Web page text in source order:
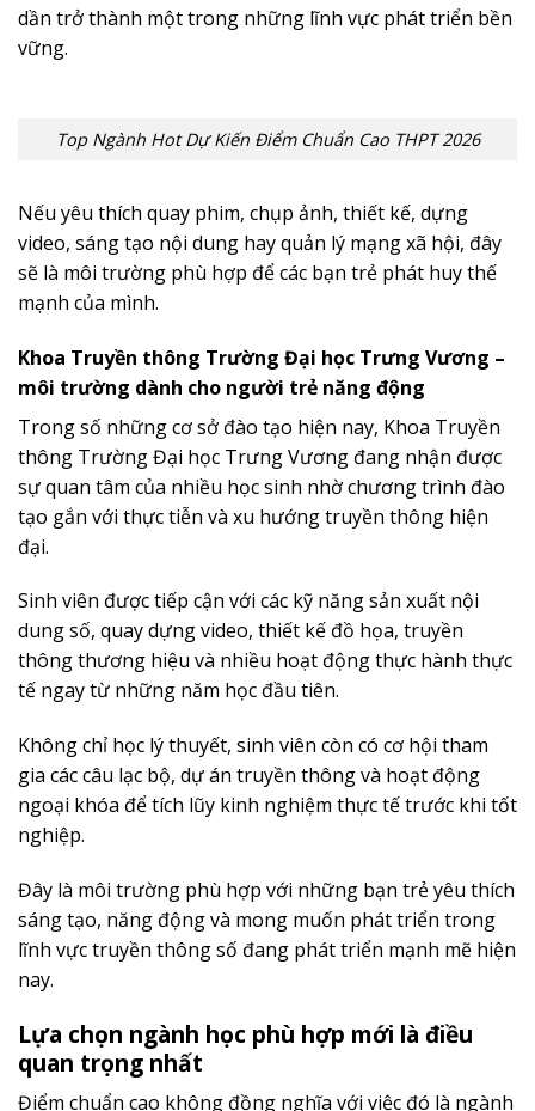
dần trở thành một trong những lĩnh vực phát triển bền
vững.
Top Ngành Hot Dự Kiến Điểm Chuẩn Cao THPT 2026
Nếu yêu thích quay phim, chụp ảnh, thiết kế, dựng
video, sáng tạo nội dung hay quản lý mạng xã hội, đây
sẽ là môi trường phù hợp để các bạn trẻ phát huy thế
mạnh của mình.
Khoa Truyền thông Trường Đại học Trưng Vương –
môi trường dành cho người trẻ năng động
Trong số những cơ sở đào tạo hiện nay, Khoa Truyền
thông Trường Đại học Trưng Vương đang nhận được
sự quan tâm của nhiều học sinh nhờ chương trình đào
tạo gắn với thực tiễn và xu hướng truyền thông hiện
đại.
Sinh viên được tiếp cận với các kỹ năng sản xuất nội
dung số, quay dựng video, thiết kế đồ họa, truyền
thông thương hiệu và nhiều hoạt động thực hành thực
tế ngay từ những năm học đầu tiên.
Không chỉ học lý thuyết, sinh viên còn có cơ hội tham
gia các câu lạc bộ, dự án truyền thông và hoạt động
ngoại khóa để tích lũy kinh nghiệm thực tế trước khi tốt
nghiệp.
Đây là môi trường phù hợp với những bạn trẻ yêu thích
sáng tạo, năng động và mong muốn phát triển trong
lĩnh vực truyền thông số đang phát triển mạnh mẽ hiện
nay.
Lựa chọn ngành học phù hợp mới là điều
quan trọng nhất
Điểm chuẩn cao không đồng nghĩa với việc đó là ngành